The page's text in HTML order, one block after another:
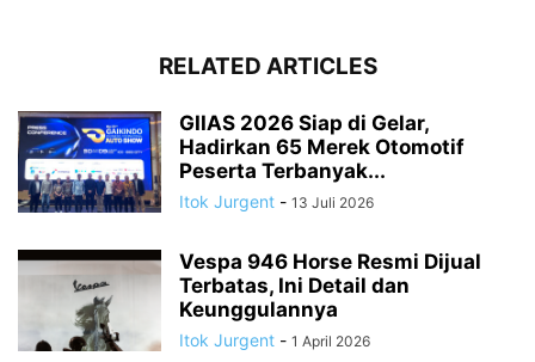
RELATED ARTICLES
GIIAS 2026 Siap di Gelar,
Hadirkan 65 Merek Otomotif
Peserta Terbanyak...
Itok Jurgent - 13 Juli 2026
Vespa 946 Horse Resmi Dijual
Terbatas, Ini Detail dan
Keunggulannya
Itok Jurgent - 1 April 2026